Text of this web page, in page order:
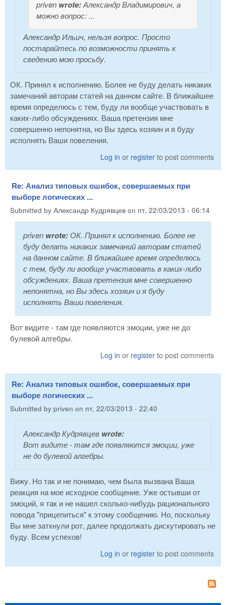
priven wrote:Александр Владимирович, а
можно вопрос: ...
Александр Ильич, нельзя вопрос. Просто
постарайтесь по возможности принять к
сведению мою просьбу.
ОК. Принял к исполнению. Более не буду делать никаких
замечаний авторам статей на данном сайте. В ближайшее
время определюсь с тем, буду ли вообще участвовать в
каких-либо обсуждениях. Ваша претензия мне
совершенно непонятна, но Вы здесь хозяин и я буду
исполнять Ваши повеления.
Log in or register to post comments
Re: Анализ типовых ошибок, совершаемых при
выборе логических ...
Submitted by Александр Кудрявцев on пт, 22/03/2013 - 06:14
priven wrote:ОК. Принял к исполнению. Более не
буду делать никаких замечаний авторам статей
на данном сайте. В ближайшее время определюсь
с тем, буду ли вообще участвовать в каких-либо
обсуждениях. Ваша претензия мне совершенно
непонятна, но Вы здесь хозяин и я буду
исполнять Ваши повеления.
Вот видите - там где появляются эмоции, уже не до
булевой алгебры.
Log in or register to post comments
Re: Анализ типовых ошибок, совершаемых при
выборе логических ...
Submitted by priven on пт, 22/03/2013 - 22:40
Александр Кудрявцев wrote:
Вот видите - там где появляются эмоции, уже
не до булевой алгебры.
Вижу. Но так и не понимаю, чем была вызвана Ваша
реакция на мое исходное сообщение. Уже остывши от
эмоций, я так и не нашел сколько-нибудь рационального
повода "прицепиться" к этому сообщению. Но, поскольку
Вы мне заткнули рот, далее продолжать дискутировать не
буду. Всем успехов!
Log in or register to post comments